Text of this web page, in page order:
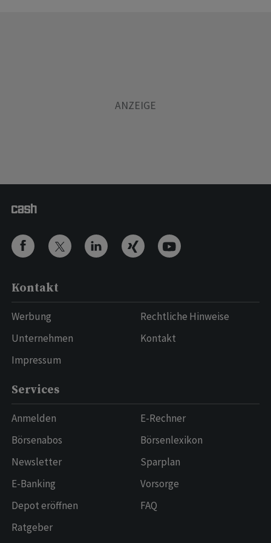
Kontakt
Werbung
Unternehmen
Impressum
Rechtliche Hinweise
Kontakt
Services
Anmelden
Börsenabos
Newsletter
E-Banking
Depot eröffnen
Ratgeber
E-Rechner
Börsenlexikon
Sparplan
Vorsorge
FAQ